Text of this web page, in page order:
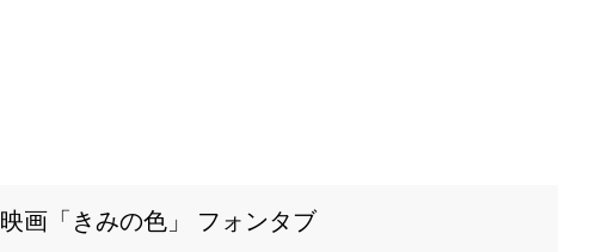
映画「きみの色」 フォンタブ